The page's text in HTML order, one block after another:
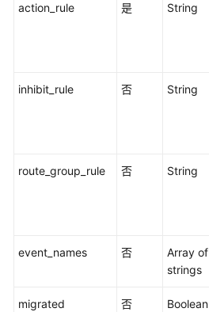
卡
指
action_rule 是 String
inhibit_rule 否 String
route_group_rule 否 String
event_names 否
Array of
strings
migrated 否 Boolean